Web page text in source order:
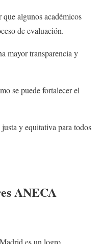
algunos académicos
de evaluación.
mayor transparencia y
se puede fortalecer el
y equitativa para todos
ANECA
es un logro